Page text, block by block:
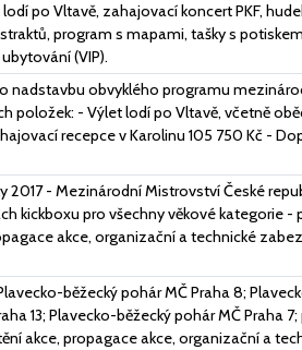
po Vltavě, zahajovací koncert PKF,
program s mapami, tašky s
(VIP).
nadstavbu obvyklého programu
položek: - Výlet lodí po Vltavě, včetně
recepce v Karolinu 105 750 Kč -
- Mezinárodní Mistrovství České
kickboxu pro všechny věkové kategorie
akce, organizační a technické
běžecký pohár MČ Praha 8;
13; Plavecko-běžecký pohár MČ Praha
akce, propagace akce, organizační a